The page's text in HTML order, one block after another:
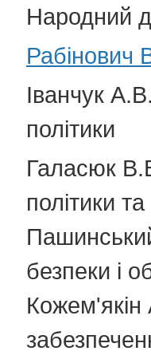
Народний
Рабінович
Іванчук
політики
Галасюк
політики
безпеки і
Кожем'якін